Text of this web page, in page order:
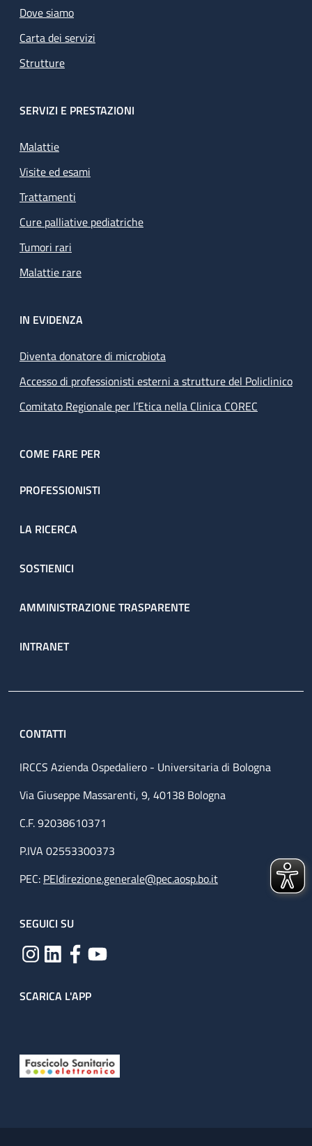
Dove siamo
Carta dei servizi
Strutture
SERVIZI E PRESTAZIONI
Malattie
Visite ed esami
Trattamenti
Cure palliative pediatriche
Tumori rari
Malattie rare
IN EVIDENZA
Diventa donatore di microbiota
Accesso di professionisti esterni a strutture del Policlinico
Comitato Regionale per l’Etica nella Clinica COREC
COME FARE PER
PROFESSIONISTI
LA RICERCA
SOSTIENICI
AMMINISTRAZIONE TRASPARENTE
INTRANET
CONTATTI
IRCCS Azienda Ospedaliero - Universitaria di Bologna
Via Giuseppe Massarenti, 9, 40138 Bologna
C.F. 92038610371
P.IVA 02553300373
PEC: PEIdirezione.generale@pec.aosp.bo.it
SEGUICI SU
SCARICA L'APP